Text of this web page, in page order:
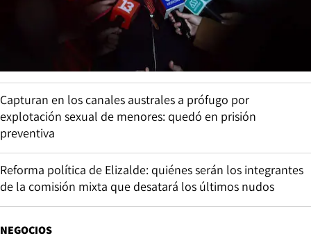
Capturan en los canales australes a prófugo por
explotación sexual de menores: quedó en prisión
preventiva
Reforma política de Elizalde: quiénes serán los integrantes
de la comisión mixta que desatará los últimos nudos
NEGOCIOS